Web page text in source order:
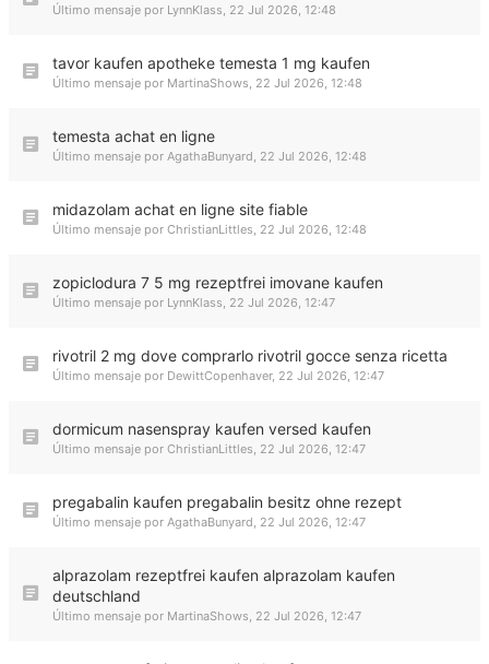
Último mensaje por LynnKlass, 22 Jul 2026, 12:48
tavor kaufen apotheke temesta 1 mg kaufen
Último mensaje por MartinaShows, 22 Jul 2026, 12:48
temesta achat en ligne
Último mensaje por AgathaBunyard, 22 Jul 2026, 12:48
midazolam achat en ligne site fiable
Último mensaje por ChristianLittles, 22 Jul 2026, 12:48
zopiclodura 7 5 mg rezeptfrei imovane kaufen
Último mensaje por LynnKlass, 22 Jul 2026, 12:47
rivotril 2 mg dove comprarlo rivotril gocce senza ricetta
Último mensaje por DewittCopenhaver, 22 Jul 2026, 12:47
dormicum nasenspray kaufen versed kaufen
Último mensaje por ChristianLittles, 22 Jul 2026, 12:47
pregabalin kaufen pregabalin besitz ohne rezept
Último mensaje por AgathaBunyard, 22 Jul 2026, 12:47
alprazolam rezeptfrei kaufen alprazolam kaufen
deutschland
Último mensaje por MartinaShows, 22 Jul 2026, 12:47